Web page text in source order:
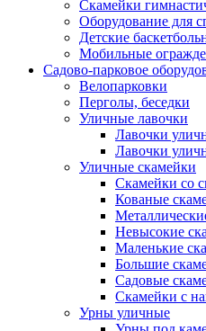
Скамейки
Оборудование для
Детские
Мобильные
Садово-парковое
Велопарковки
Перголы, беседки
Уличные лавочки
Лавочки
Лавочки
Уличные скамейки
Скамейки со
Кованые
Невысокие
Маленькие
Большие
Садовые
Скамейки с
Урны уличные